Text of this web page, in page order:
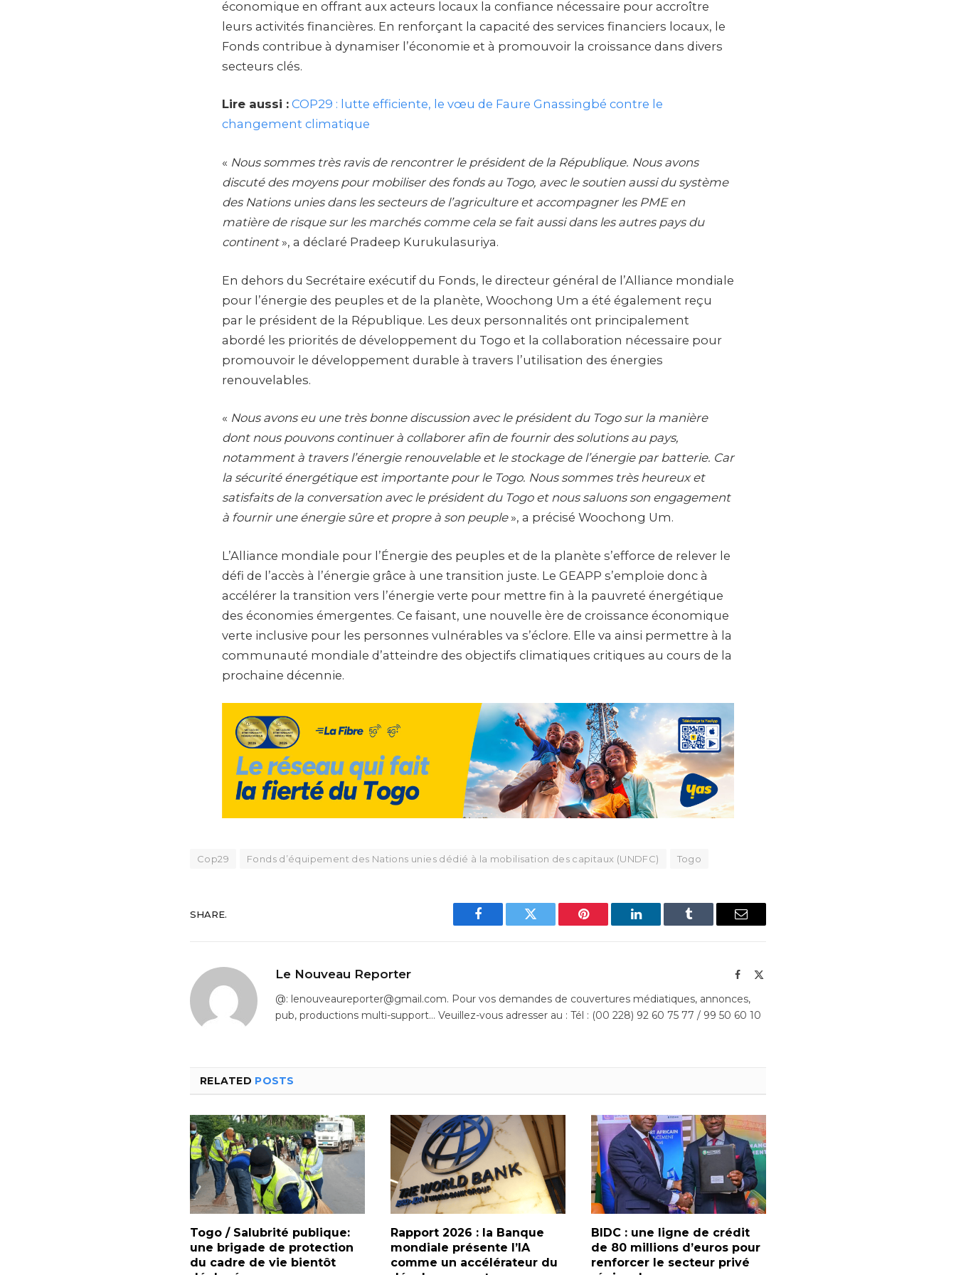
économique en offrant aux acteurs locaux la confiance nécessaire pour accroître
leurs activités financières. En renforçant la capacité des services financiers locaux, le
Fonds contribue à dynamiser l’économie et à promouvoir la croissance dans divers
secteurs clés.
Lire aussi : COP29 : lutte efficiente, le vœu de Faure Gnassingbé contre le
changement climatique
« Nous sommes très ravis de rencontrer le président de la République. Nous avons
discuté des moyens pour mobiliser des fonds au Togo, avec le soutien aussi du système
des Nations unies dans les secteurs de l’agriculture et accompagner les PME en
matière de risque sur les marchés comme cela se fait aussi dans les autres pays du
continent», a déclaré Pradeep Kurukulasuriya.
En dehors du Secrétaire exécutif du Fonds, le directeur général de l’Alliance mondiale
pour l’énergie des peuples et de la planète, Woochong Um a été également reçu
par le président de la République. Les deux personnalités ont principalement
abordé les priorités de développement du Togo et la collaboration nécessaire pour
promouvoir le développement durable à travers l’utilisation des énergies
renouvelables.
« Nous avons eu une très bonne discussion avec le président du Togo sur la manière
dont nous pouvons continuer à collaborer afin de fournir des solutions au pays,
notamment à travers l’énergie renouvelable et le stockage de l’énergie par batterie. Car
la sécurité énergétique est importante pour le Togo. Nous sommes très heureux et
satisfaits de la conversation avec le président du Togo et nous saluons son engagement
à fournir une énergie sûre et propre à son peuple», a précisé Woochong Um.
L’Alliance mondiale pour l’Énergie des peuples et de la planète s’efforce de relever le
défi de l’accès à l’énergie grâce à une transition juste. Le GEAPP s’emploie donc à
accélérer la transition vers l’énergie verte pour mettre fin à la pauvreté énergétique
des économies émergentes. Ce faisant, une nouvelle ère de croissance économique
verte inclusive pour les personnes vulnérables va s’éclore. Elle va ainsi permettre à la
communauté mondiale d’atteindre des objectifs climatiques critiques au cours de la
prochaine décennie.
Cop29 Fonds d’équipement des Nations unies dédié à la mobilisation des capitaux (UNDFC) Togo
SHARE.
Facebook Twitter Pinterest LinkedIn Tumblr Email
Le Nouveau Reporter Facebook
@: lenouveaureporter@gmail.com. Pour vos demandes de couvertures médiatiques, annonces,
pub, productions multi-support… Veuillez-vous adresser au : Tél : (00 228) 92 60 75 77 / 99 50 60 10
RELATED POSTS
Togo / Salubrité publique:
une brigade de protection
du cadre de vie bientôt
Rapport 2026 : la Banque
mondiale présente l’IA
comme un accélérateur du
BIDC : une ligne de crédit
de 80 millions d’euros pour
renforcer le secteur privé